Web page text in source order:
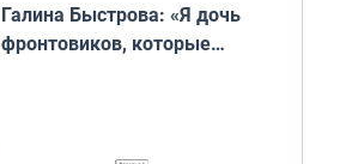
Галина Быстрова: «Я дочь
фронтовиков, которые